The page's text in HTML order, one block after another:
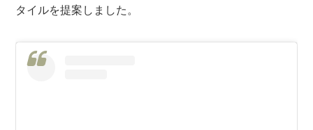
タイルを提案しました。